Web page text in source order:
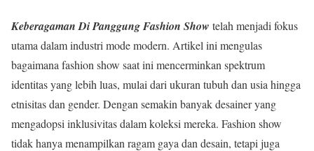
Keberagaman Di Panggung Fashion Show telah menjadi fokus
utama dalam industri mode modern. Artikel ini mengulas
bagaimana fashion show saat ini mencerminkan spektrum
identitas yang lebih luas, mulai dari ukuran tubuh dan usia hingga
etnisitas dan gender. Dengan semakin banyak desainer yang
mengadopsi inklusivitas dalam koleksi mereka. Fashion show
tidak hanya menampilkan ragam gaya dan desain, tetapi juga